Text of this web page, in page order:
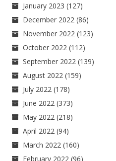
January 2023 (127)
December 2022 (86)
November 2022 (123)
October 2022 (112)
September 2022 (139)
August 2022 (159)
July 2022 (178)
June 2022 (373)
May 2022 (218)
April 2022 (94)
March 2022 (160)
February 2022 (96)